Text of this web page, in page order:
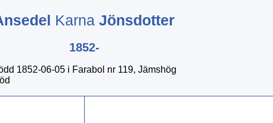
Karna Jönsdotter
1852-
1852-06-05 i Farabol nr 119, Jämshög